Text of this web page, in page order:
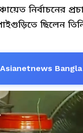
নির্বাচনের
ছিলেন